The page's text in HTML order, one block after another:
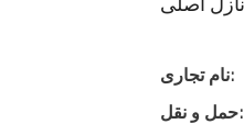
نام تجاری:
حمل و نقل: